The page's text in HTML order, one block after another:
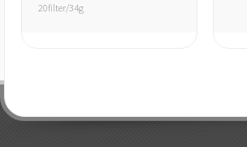
20filter/34g